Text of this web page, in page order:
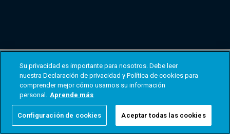
Su privacidad es importante para nosotros. Debe leer
nuestra Declaración de privacidad y Política de cookies para
comprender mejor cómo usamos su información
personal. Aprende más
Configuración de cookies Aceptar todas las cookies